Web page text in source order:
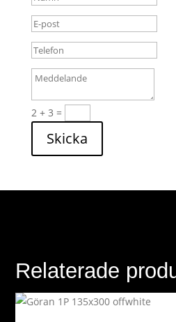
2 + 3 =
Skicka
Relaterade